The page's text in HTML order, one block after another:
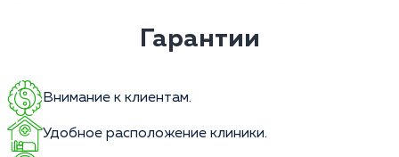
Гарантии
Внимание к клиентам.
Удобное расположение клиники.